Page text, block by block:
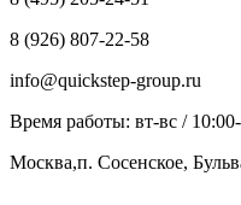
8 (926) 807-22-58
info@quickstep-group.ru
Время работы: вт-вс /
Москва,п. Сосенское,